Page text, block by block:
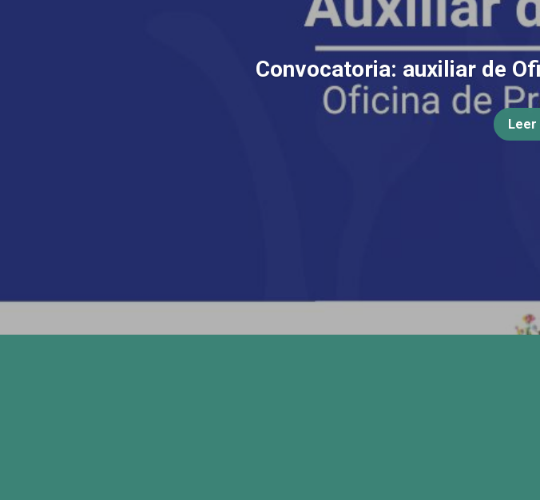
Convocatoria: auxiliar de
Leer